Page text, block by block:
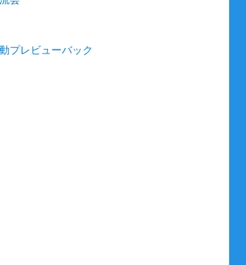
プレビューバック